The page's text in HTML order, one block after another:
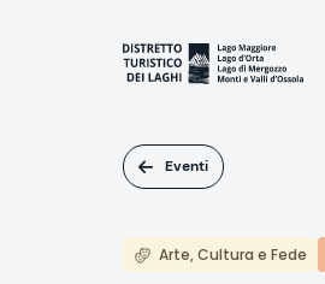
Eventi
Arte, Cultura e Fede